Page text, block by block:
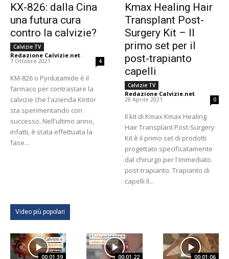
KX-826: dalla Cina
una futura cura
contro la calvizie?
Calvizie TV
Redazione Calvizie.net -
7 Ottobre 2021 4
KM-826 o Pyrilutamide è il
farmaco per contrastare la
calvizie che l'azienda Kintor
sta sperimentando con
successo. Nell'ultimo anno,
infatti, è stata effettuata la
fase...
Kmax Healing Hair
Transplant Post-
Surgery Kit – Il
primo set per il
post-trapianto
capelli
Calvizie TV
Redazione Calvizie.net -
28 Aprile 2021 0
Il kit di Kmax Kmax Healing
Hair Transplant Post-Surgery
Kit è il primo set di prodotti
progettato specificatamente
dal chirurgo per l'immediato
post-trapianto. Trapianto di
capelli Il...
Video più popolari
00:01:39 00:01:22 00:01:06